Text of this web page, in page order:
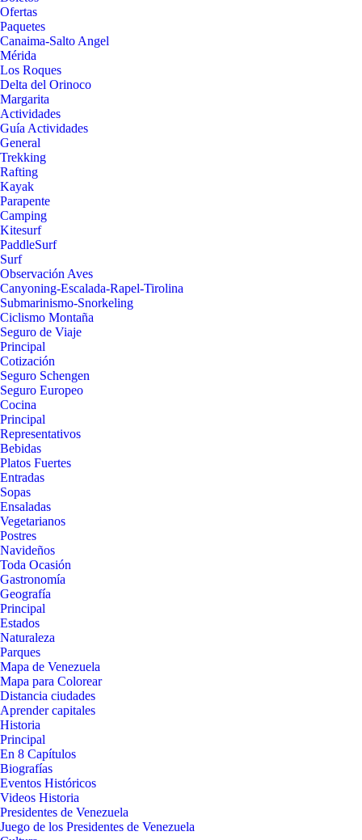
Ofertas
Paquetes
Canaima-Salto Angel
Mérida
Los Roques
Delta del Orinoco
Margarita
Actividades
Guía Actividades
General
Trekking
Rafting
Kayak
Parapente
Camping
Kitesurf
PaddleSurf
Surf
Observación Aves
Canyoning-Escalada-Rapel-Tirolina
Submarinismo-Snorkeling
Ciclismo Montaña
Seguro de Viaje
Principal
Cotización
Seguro Schengen
Seguro Europeo
Cocina
Principal
Representativos
Bebidas
Platos Fuertes
Entradas
Sopas
Ensaladas
Vegetarianos
Postres
Navideños
Toda Ocasión
Gastronomía
Geografía
Principal
Estados
Naturaleza
Parques
Mapa de Venezuela
Mapa para Colorear
Distancia ciudades
Aprender capitales
Historia
Principal
En 8 Capítulos
Biografías
Eventos Históricos
Videos Historia
Presidentes de Venezuela
Juego de los Presidentes de Venezuela